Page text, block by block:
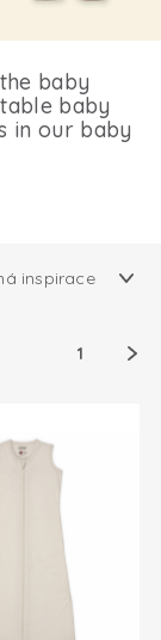
baby
baby
in our baby
1